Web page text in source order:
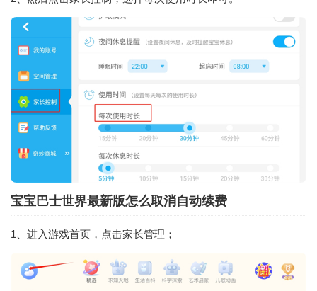
宝宝巴士世界最新版怎么取消自动续费
1、进入游戏首页，点击家长管理；